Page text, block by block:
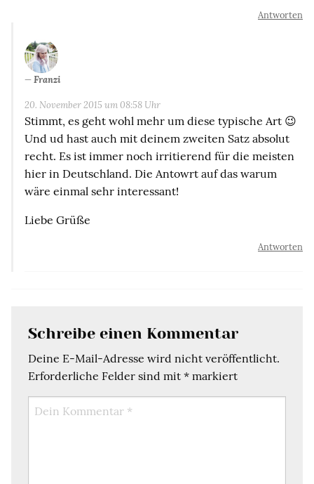
Antworten
Franzi
20. November 2015 um 08:58 Uhr
Stimmt, es geht wohl mehr um diese typische Art 😉
Und ud hast auch mit deinem zweiten Satz absolut
recht. Es ist immer noch irritierend für die meisten
hier in Deutschland. Die Antowrt auf das warum
wäre einmal sehr interessant!
Liebe Grüße
Antworten
Schreibe einen Kommentar
Deine E-Mail-Adresse wird nicht veröffentlicht.
Erforderliche Felder sind mit * markiert